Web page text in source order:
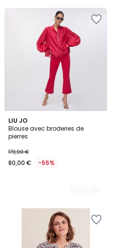
LIU JO
Blouse avec broderies de
pierres
179,90 €
80,00 € -55%
3
Couleurs